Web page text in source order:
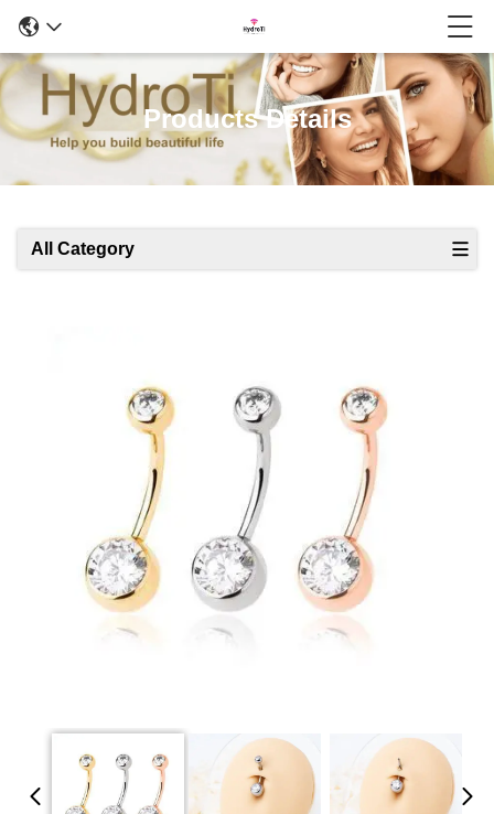
Products Details
All Category